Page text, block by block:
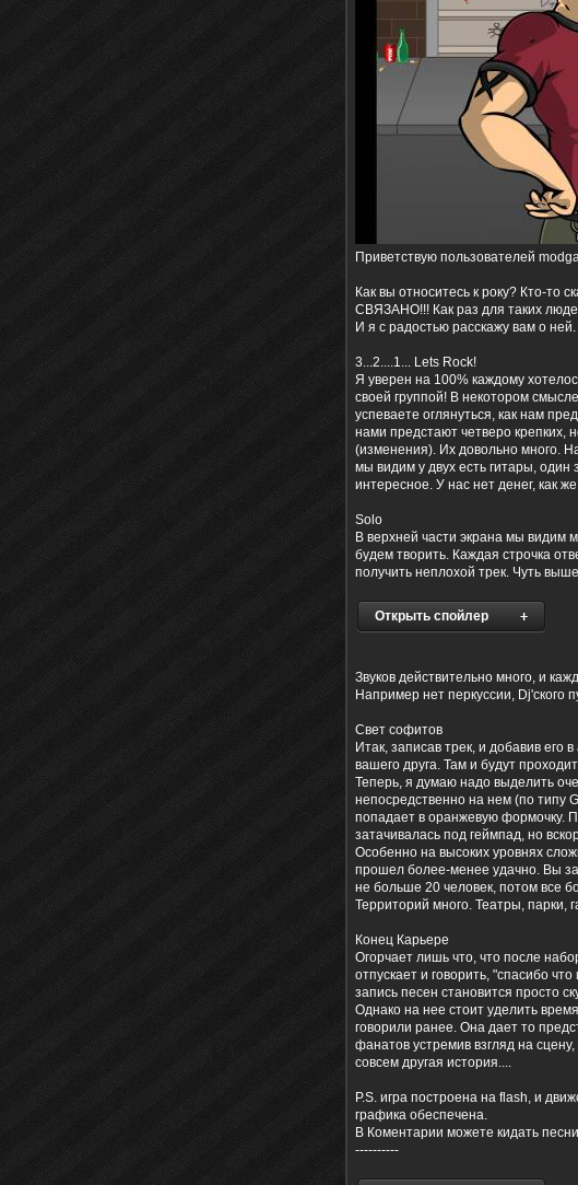
Приветствую пользователей
Как вы относитесь к року? Кто-
СВЯЗАНО!!! Как раз для таких
И я с радостью расскажу вам о ней.
3...2....1... Lets Rock!
Я уверен на 100% каждому
своей группой! В некотором
успеваете оглянуться, как нам
нами предстают четверо крепких,
(изменения). Их довольно много.
мы видим у двух есть гитары, один
интересное. У нас нет денег, как
Solo
В верхней части экрана мы видим
будем творить. Каждая строчка
получить неплохой трек. Чуть
Открыть спойлер
Звуков действительно много, и
Например нет перкуссии, Dj'ского
Свет софитов
Итак, записав трек, и добавив
вашего друга. Там и будут
Теперь, я думаю надо выделить
непосредственно на нем (по типу
попадает в оранжевую формочку.
затачивалась под геймпад, но
Особенно на высоких уровнях
прошел более-менее удачно. Вы
не больше 20 человек, потом все
Территорий много. Театры, парки,
Конец Карьере
Огорчает лишь что, что после
отпускает и говорить, "спасибо
запись песен становится просто
Однако на нее стоит уделить
говорили ранее. Она дает то
фанатов устремив взгляд на
совсем другая история....
P.S. игра построена на flash, и
графика обеспечена.
В Коментарии можете кидать
----------